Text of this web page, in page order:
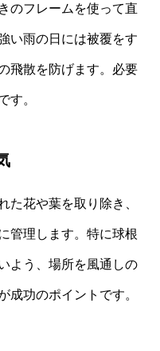
のフレームを使って直
い雨の日には被覆をす
飛散を防げます。必要
す。
た花や葉を取り除き、
管理します。特に球根
よう、場所を風通しの
成功のポイントです。